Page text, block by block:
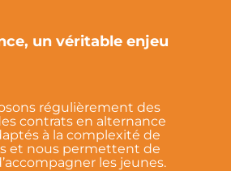
un véritable enjeu
régulièrement des
contrats en alternance
à la complexité de
et nous permettent de
les jeunes.